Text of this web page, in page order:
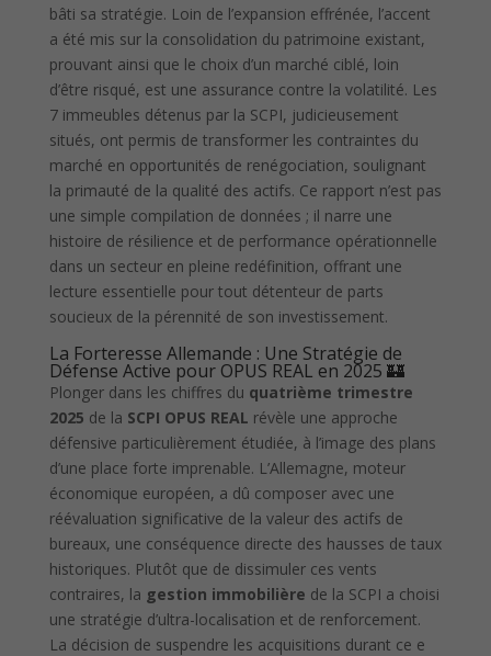
bâti sa stratégie. Loin de l’expansion effrénée, l’accent
a été mis sur la consolidation du patrimoine existant,
prouvant ainsi que le choix d’un marché ciblé, loin
d’être risqué, est une assurance contre la volatilité. Les
7 immeubles détenus par la SCPI, judicieusement
situés, ont permis de transformer les contraintes du
marché en opportunités de renégociation, soulignant
la primauté de la qualité des actifs. Ce rapport n’est pas
une simple compilation de données ; il narre une
histoire de résilience et de performance opérationnelle
dans un secteur en pleine redéfinition, offrant une
lecture essentielle pour tout détenteur de parts
soucieux de la pérennité de son investissement.
La Forteresse Allemande : Une Stratégie de
Défense Active pour OPUS REAL en 2025 🏰
Plonger dans les chiffres du quatrième trimestre
2025 de la SCPI OPUS REAL révèle une approche
défensive particulièrement étudiée, à l’image des plans
d’une place forte imprenable. L’Allemagne, moteur
économique européen, a dû composer avec une
réévaluation significative de la valeur des actifs de
bureaux, une conséquence directe des hausses de taux
historiques. Plutôt que de dissimuler ces vents
contraires, la gestion immobilière de la SCPI a choisi
une stratégie d’ultra-localisation et de renforcement.
La décision de suspendre les acquisitions durant ce e